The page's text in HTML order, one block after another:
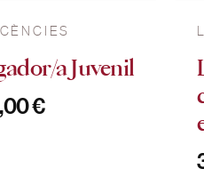
a Juvenil
€